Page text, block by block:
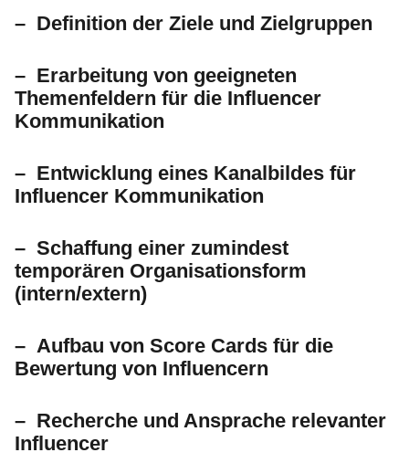
– Definition der Ziele und Zielgruppen
– Erarbeitung von geeigneten
Themenfeldern für die Influencer
Kommunikation
– Entwicklung eines Kanalbildes für
Influencer Kommunikation
– Schaffung einer zumindest
temporären Organisationsform
(intern/extern)
– Aufbau von Score Cards für die
Bewertung von Influencern
– Recherche und Ansprache relevanter
Influencer